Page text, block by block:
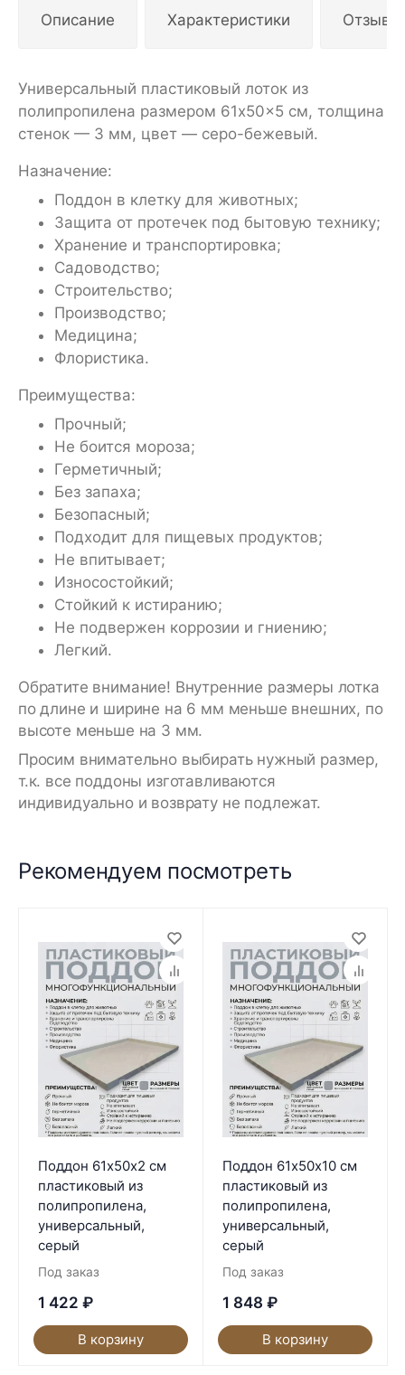
Описание Характеристики
Универсальный пластиковый лоток из
полипропилена размером 61x50x5 см, толщина
стенок — 3 мм, цвет — серо-бежевый.
Назначение:
Поддон в клетку для животных;
Защита от протечек под бытовую технику;
Хранение и транспортировка;
Садоводство;
Строительство;
Производство;
Медицина;
Флористика.
Преимущества:
Прочный;
Не боится мороза;
Герметичный;
Без запаха;
Безопасный;
Подходит для пищевых продуктов;
Не впитывает;
Износостойкий;
Стойкий к истиранию;
Не подвержен коррозии и гниению;
Легкий.
Обратите внимание! Внутренние размеры лотка
по длине и ширине на 6 мм меньше внешних, по
высоте меньше на 3 мм.
Просим внимательно выбирать нужный размер,
т.к. все поддоны изготавливаются
индивидуально и возврату не подлежат.
Рекомендуем посмотреть
Поддон 61х50х2 см
пластиковый из
полипропилена,
универсальный,
серый
Под заказ
1 422 ₽
В корзину
Поддон 61х50х10 см
пластиковый из
полипропилена,
универсальный,
серый
Под заказ
1 848 ₽
В корзину